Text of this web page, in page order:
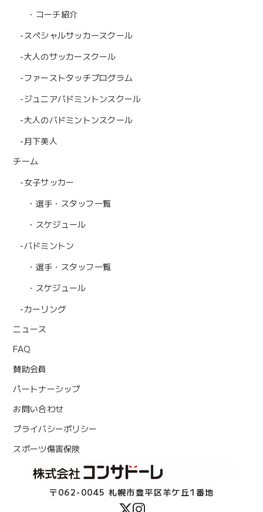
〒062-0045 札幌市豊平区羊ケ丘1番地
・コーチ紹介
-スぺシャルサッカースクール
-大人のサッカースクール
-ファーストタッチプログラム
-ジュニアバドミントンスクール
-大人のバドミントンスクール
-月下美人
チーム
-女子サッカー
・選手・スタッフ一覧
・スケジュール
-バドミントン
・選手・スタッフ一覧
・スケジュール
-カーリング
ニュース
FAQ
賛助会員
パートナーシップ
お問い合わせ
プライバシーポリシー
スポーツ傷害保険